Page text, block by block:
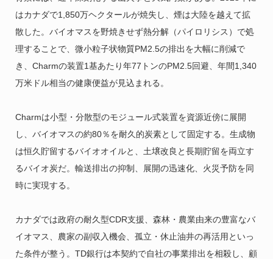
はカナダで1,850万ヘクタールが焼失し、煙は大陸を越えて拡
散した。バイオマスを野焼きせず熱分解（パイロリシス）で処
理することで、微小粒子状物質PM2.5の排出を大幅に削減で
き、Charmの装置1基あたり年77トンのPM2.5回避、年間1,340
万米ドル相当の健康便益が見込まれる。
Charmは小型・分散型のモジュール式装置を資源近傍に展開
し、バイオマスの約80％を耐久的炭素として固定する。生成物
は恒久貯留するバイオオイルと、土壌改良と長期貯留を両立す
るバイオ炭だ。輸送排出の抑制、展開の迅速化、火災予防を同
時に実現する。
カナダでは政府の耐久型CDR支援、森林・農業由来の豊富なバ
イオマス、農家の副収入機会、孤立・休止油井の再活用といっ
た条件が整う。TD銀行は本契約で自社の事業排出を相殺し、顧